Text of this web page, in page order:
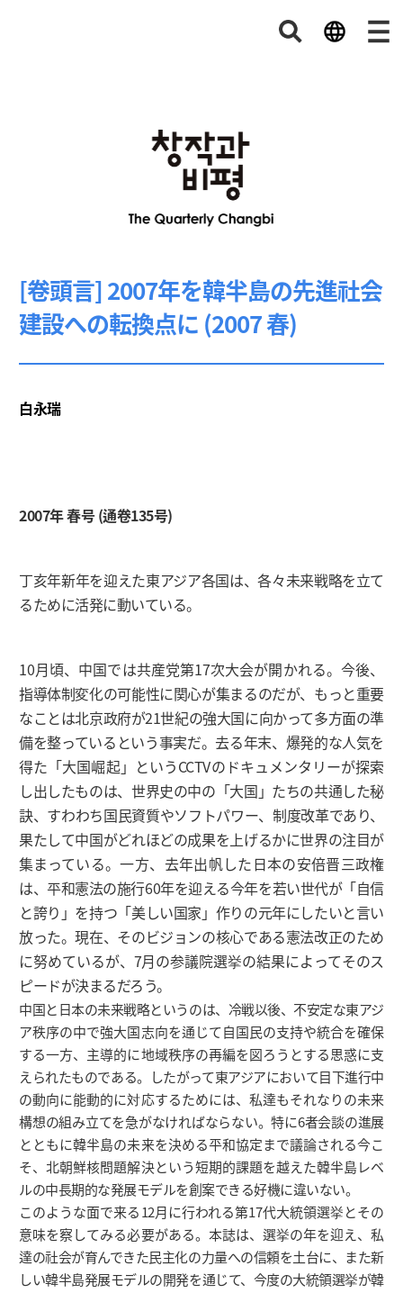
[卷頭言] 2007年を韓半島の先進社会
建設への転換点に (2007 春)
白永瑞
2007年 春号 (通卷135号)
丁亥年新年を迎えた東アジア各国は、各々未来戦略を立て
るために活発に動いている。
10月頃、中国では共産党第17次大会が開かれる。今後、
指導体制変化の可能性に関心が集まるのだが、もっと重要
なことは北京政府が21世紀の強大国に向かって多方面の準
備を整っているという事実だ。去る年末、爆発的な人気を
得た「大国崛起」というCCTVのドキュメンタリーが探索
し出したものは、世界史の中の「大国」たちの共通した秘
訣、すわわち国民資質やソフトパワー、制度改革であり、
果たして中国がどれほどの成果を上げるかに世界の注目が
集まっている。一方、去年出帆した日本の安倍晋三政権
は、平和憲法の施行60年を迎える今年を若い世代が「自信
と誇り」を持つ「美しい国家」作りの元年にしたいと言い
放った。現在、そのビジョンの核心である憲法改正のため
に努めているが、7月の参議院選挙の結果によってそのス
ピードが決まるだろう。
中国と日本の未来戦略というのは、冷戦以後、不安定な東アジ
ア秩序の中で強大国志向を通じて自国民の支持や統合を確保
する一方、主導的に地域秩序の再編を図ろうとする思惑に支
えられたものである。したがって東アジアにおいて目下進行中
の動向に能動的に対応するためには、私達もそれなりの未来
構想の組み立てを急がなければならない。特に6者会談の進展
とともに韓半島の未来を決める平和協定まで議論される今こ
そ、北朝鮮核問題解決という短期的課題を越えた韓半島レベ
ルの中長期的な発展モデルを創案できる好機に違いない。
このような面で来る12月に行われる第17代大統領選挙とその
意味を察してみる必要がある。本誌は、選挙の年を迎え、私
達の社会が育んできた民主化の力量への信頼を土台に、また新
しい韓半島発展モデルの開発を通じて、今度の大統領選挙が韓